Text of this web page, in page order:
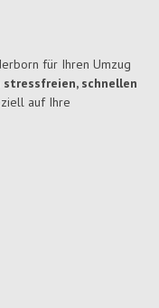
für Ihren Umzug
stressfreien, schnellen
auf Ihre